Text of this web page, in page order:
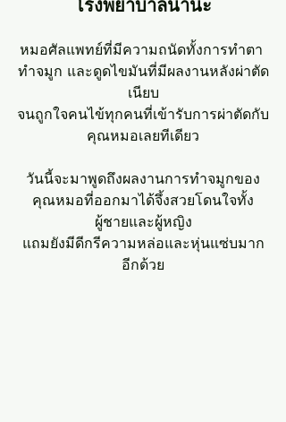
หมอศัลแพทย์ที่มีความถนัดทั้งการทำตา
ทำจมูก และดูดไขมันที่มีผลงานหลังผ่าตัด
เนียบ
จนถูกใจคนไข้ทุกคนที่เข้ารับการผ่าตัดกับ
คุณหมอเลยทีเดียว
วันนี้จะมาพูดถึงผลงานการทำจมูกของ
คุณหมอที่ออกมาได้จึ้งสวยโดนใจทั้ง
ผู้ชายและผู้หญิง
แถมยังมีดีกรีความหล่อและหุ่นแซ่บมาก
อีกด้วย